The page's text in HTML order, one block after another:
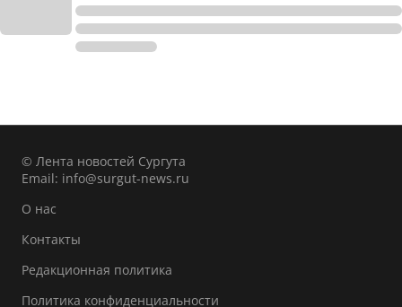
© Лента новостей Сургута
Email: info@surgut-news.ru
О нас
Контакты
Редакционная политика
Политика конфиденциальности